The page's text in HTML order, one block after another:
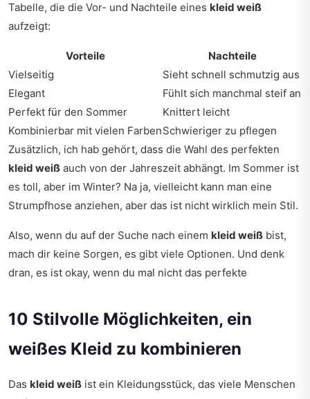
Tabelle, die die Vor- und Nachteile eines kleid weiß
aufzeigt:
Vorteile
Nachteile
Vielseitig
Sieht schnell schmutzig aus
Elegant
Fühlt sich manchmal steif an
Perfekt für den Sommer
Knittert leicht
Kombinierbar mit vielen FarbenSchwieriger zu pflegen
Zusätzlich, ich hab gehört, dass die Wahl des perfekten
kleid weiß auch von der Jahreszeit abhängt. Im Sommer ist
es toll, aber im Winter? Na ja, vielleicht kann man eine
Strumpfhose anziehen, aber das ist nicht wirklich mein Stil.
Also, wenn du auf der Suche nach einem kleid weiß bist,
mach dir keine Sorgen, es gibt viele Optionen. Und denk
dran, es ist okay, wenn du mal nicht das perfekte
10 Stilvolle Möglichkeiten, ein
weißes Kleid zu kombinieren
Das kleid weiß ist ein Kleidungsstück, das viele Menschen